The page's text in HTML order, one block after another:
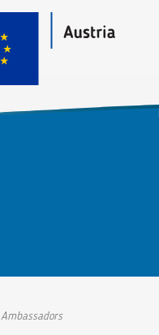
Ambassadors